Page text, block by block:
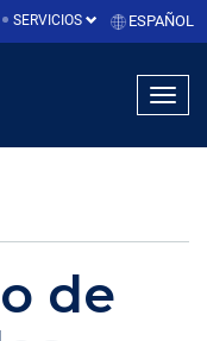
SERVICIOS ESPAÑOL
de